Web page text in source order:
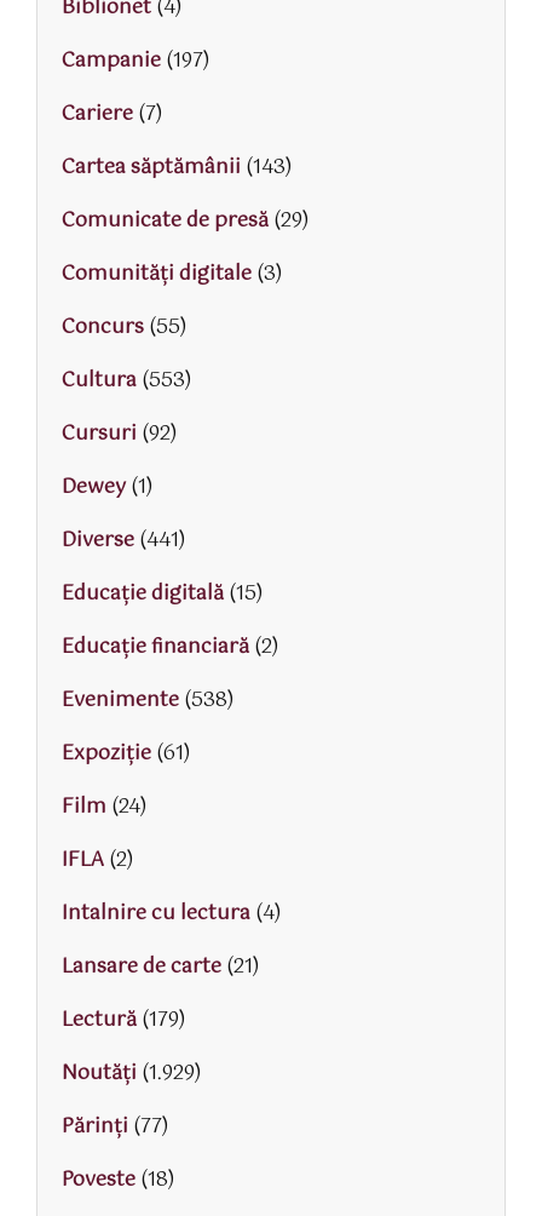
Biblionet(4)
Campanie(197)
Cariere(7)
Cartea săptămânii (143)
Comunicate de presă(29)
Comunități digitale(3)
Concurs(55)
Cultura(553)
Cursuri (92)
Dewey(1)
Diverse(441)
Educaţie digitală(15)
Educaţie financiară(2)
Evenimente(538)
Expoziție(61)
Film (24)
IFLA(2)
Intalnire cu lectura(4)
Lansare de carte(21)
Lectură(179)
Noutăți (1.929)
Părinţi (77)
Poveste(18)